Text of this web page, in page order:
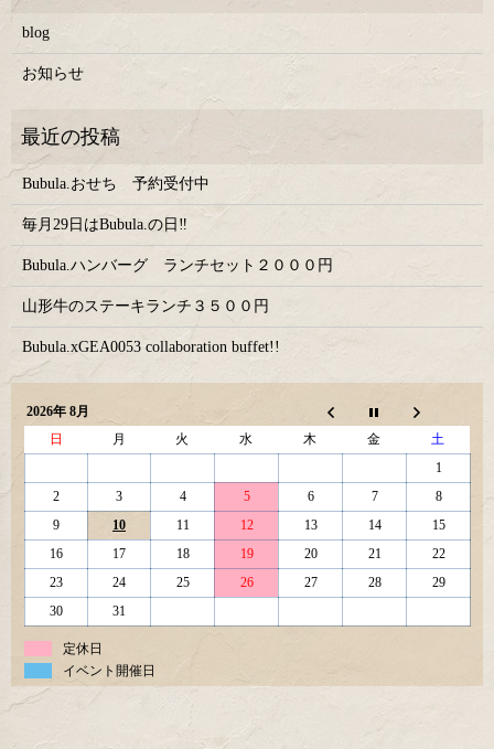
blog
お知らせ
Bubula.おせち 予約受付中
毎月29日はBubula.の日‼
Bubula.ハンバーグ ランチセット２０００円
山形牛のステーキランチ３５００円
Bubula.xGEA0053 collaboration buffet!!
2026年 8月
日
月 火 水 木 金
土
1
2
3 4 5 6 7
8
9
10 11 12 13 14
15
16
17 18 19 20 21
22
23
24 25 26 27 28
29
30
31
定休日
イベント開催日